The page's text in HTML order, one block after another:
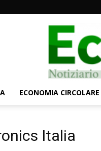
ECONOMIA CIRCOLARE
Italia